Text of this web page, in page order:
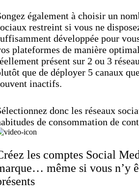
également à choisir un
restreint si vous ne
développée pour
plateformes de manière
présent sur 2 ou 3
que de déployer 5 canaux
inactifs.
donc les réseaux
de consommation de
les comptes Social
même si vous n’y